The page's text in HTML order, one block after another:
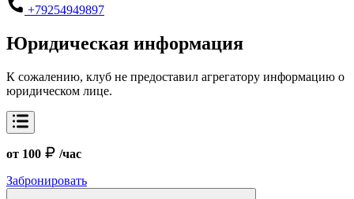
+79254949897
Юридическая информация
К сожалению, клуб не предоставил агрегатору информацию о
юридическом лице.
от 100
/час
Забронировать